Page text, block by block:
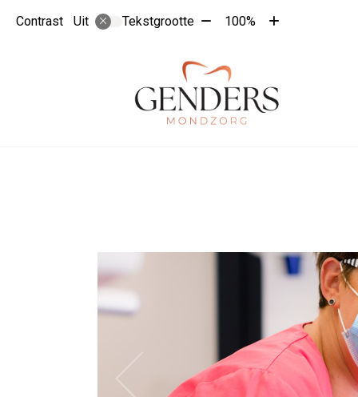
Contrast Uit Tekstgrootte Tekst
10%
100%
Tekst